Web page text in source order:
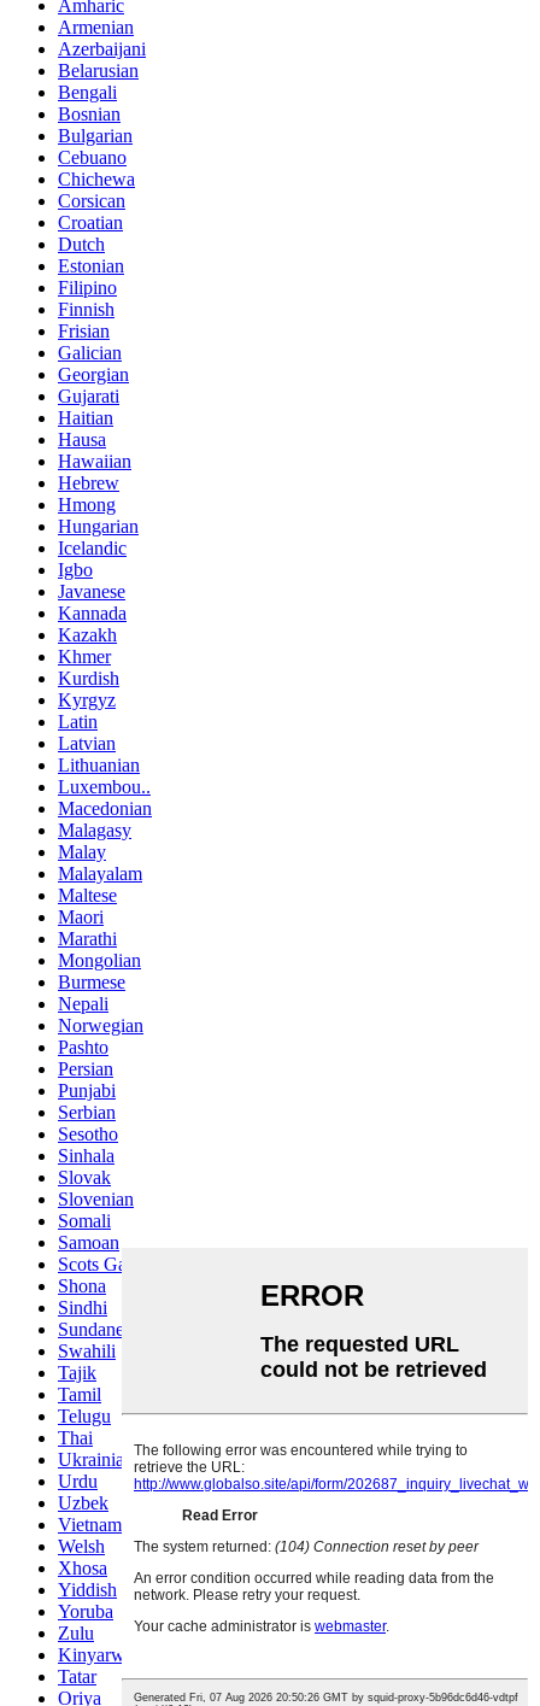
Amharic
Armenian
Azerbaijani
Belarusian
Bengali
Bosnian
Bulgarian
Cebuano
Chichewa
Corsican
Croatian
Dutch
Estonian
Filipino
Finnish
Frisian
Galician
Georgian
Gujarati
Haitian
Hausa
Hawaiian
Hebrew
Hmong
Hungarian
Icelandic
Igbo
Javanese
Kannada
Kazakh
Khmer
Kurdish
Kyrgyz
Latin
Latvian
Lithuanian
Luxembou..
Macedonian
Malagasy
Malay
Malayalam
Maltese
Maori
Marathi
Mongolian
Burmese
Nepali
Norwegian
Pashto
Persian
Punjabi
Serbian
Sesotho
Sinhala
Slovak
Slovenian
Somali
Samoan
Scots Gaelic
Shona
Sindhi
Sundanese
Swahili
Tajik
Tamil
Telugu
Thai
Ukrainian
Urdu
Uzbek
Vietnamese
Welsh
Xhosa
Yiddish
Yoruba
Zulu
Kinyarwanda
Tatar
Oriya